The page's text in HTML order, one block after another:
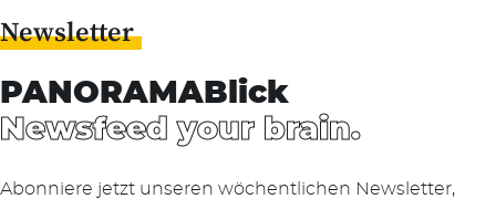
Newsletter
PANORAMABlick
Newsfeed your brain.
Abonniere jetzt unseren wöchentlichen Newsletter,